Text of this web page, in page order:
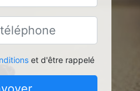
et d'être rappelé